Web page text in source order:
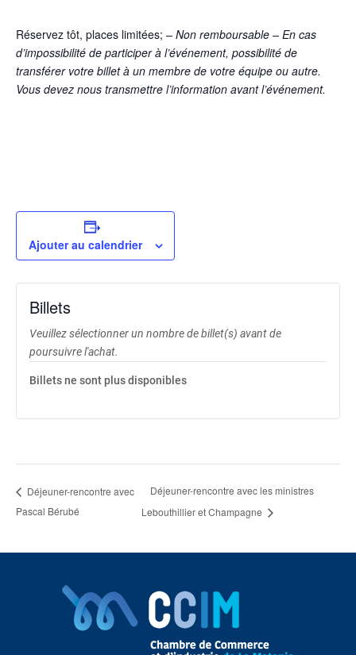
Réservez tôt, places limitées; – Non remboursable – En cas
d’impossibilité de participer à l’événement, possibilité de
transférer votre billet à un membre de votre équipe ou autre.
Vous devez nous transmettre l’information avant l’événement.
Ajouter au calendrier
Billets
Veuillez sélectionner un nombre de billet(s) avant de
poursuivre l'achat.
Billets ne sont plus disponibles
Déjeuner-rencontre avec
Pascal Bérubé
Déjeuner-rencontre avec les ministres
Lebouthillier et Champagne